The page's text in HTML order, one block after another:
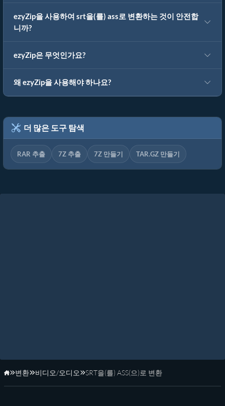
ezyZip을 사용하여 srt을(를) ass로 변환하는 것이 안전합
니까?
ezyZip은 무엇인가요?
왜 ezyZip을 사용해야 하나요?
더 많은 도구 탐색
RAR 추출 7Z 추출 7Z 만들기 TAR.GZ 만들기
홈페이지
변환 비디오/오디오 SRT을(를) ASS(으)로 변환